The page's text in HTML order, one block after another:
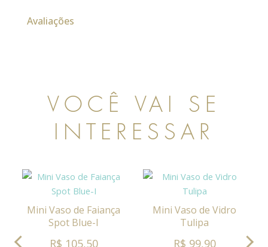
Avaliações
VOCÊ VAI SE
INTERESSAR
Mini Vaso de Faiança
Spot Blue-I
R$ 105,50
Mini Vaso de Vidro
Tulipa
R$ 99,90